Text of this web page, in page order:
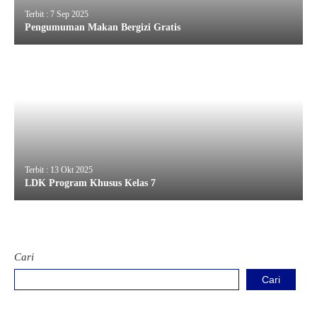
Terbit : 7 Sep 2025
Pengumuman Makan Bergizi Gratis
Terbit : 13 Okt 2025
LDK Program Khusus Kelas 7
Cari
Cari